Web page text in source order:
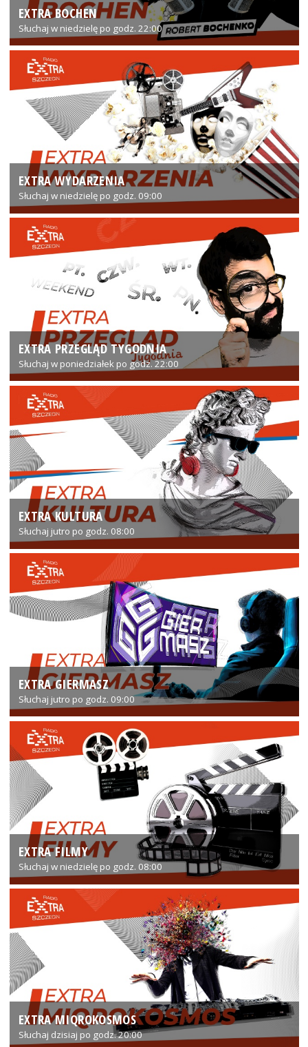
EXTRA BOCHEN
Słuchaj w niedzielę po godz. 22:00
EXTRA WYDARZENIA
Słuchaj w niedzielę po godz. 09:00
EXTRA PRZEGLĄD TYGODNIA
Słuchaj w poniedziałek po godz. 22:00
EXTRA KULTURA
Słuchaj jutro po godz. 08:00
EXTRA GIERMASZ
Słuchaj jutro po godz. 09:00
EXTRA FILMY
Słuchaj w niedzielę po godz. 08:00
EXTRA MIQROKOSMOS
Słuchaj dzisiaj po godz. 20:00